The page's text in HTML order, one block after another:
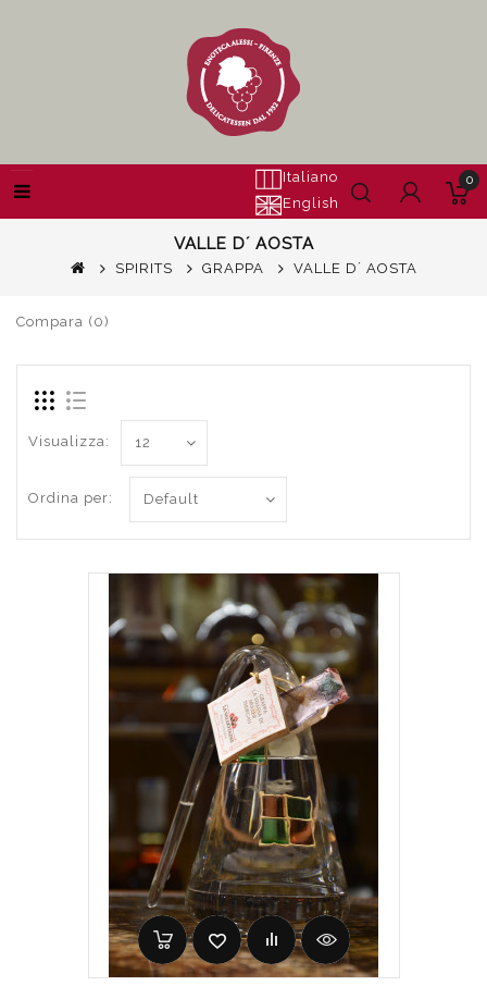
Italiano
English
0
VALLE D´ AOSTA
SPIRITS GRAPPA VALLE D´ AOSTA
Compara (0)
Visualizza:
Ordina per: